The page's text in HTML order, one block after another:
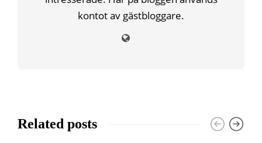
kontot av gästbloggare.
Related posts